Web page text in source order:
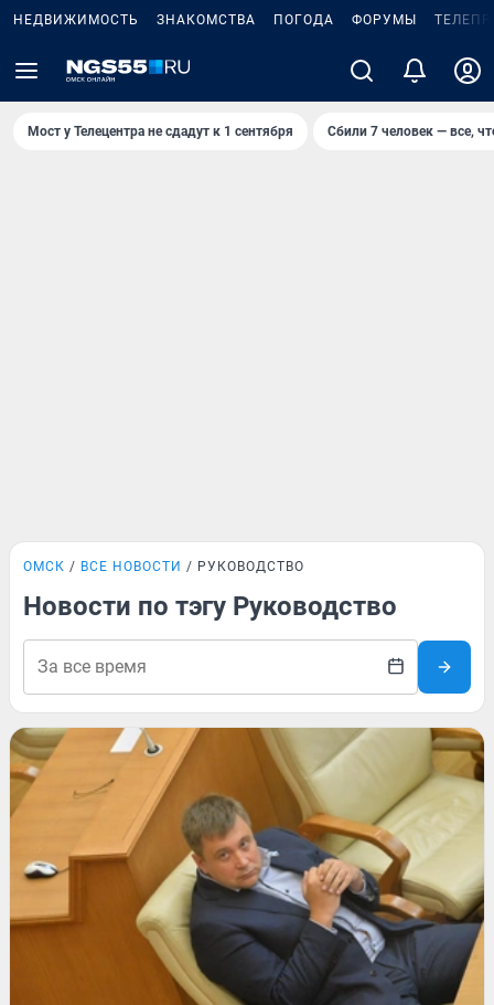
НЕДВИЖИМОСТЬ ЗНАКОМСТВА ПОГОДА ФОРУМЫ
Мост у Телецентра не сдадут к 1 сентября Сбили 7 человек — все,
ОМСК ВСЕ НОВОСТИ РУКОВОДСТВО
Новости по тэгу Руководство